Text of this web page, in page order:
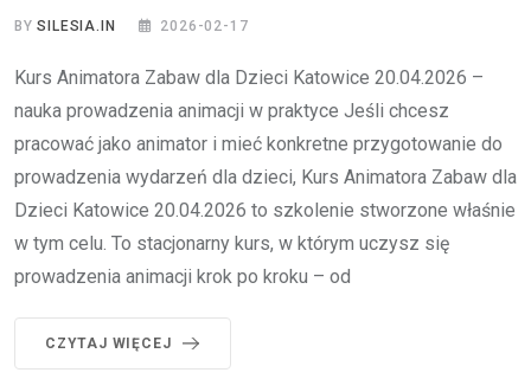
BYSILESIA.IN 2026-02-17
Kurs Animatora Zabaw dla Dzieci Katowice 20.04.2026 –
nauka prowadzenia animacji w praktyce Jeśli chcesz
pracować jako animator i mieć konkretne przygotowanie do
prowadzenia wydarzeń dla dzieci, Kurs Animatora Zabaw dla
Dzieci Katowice 20.04.2026 to szkolenie stworzone właśnie
w tym celu. To stacjonarny kurs, w którym uczysz się
prowadzenia animacji krok po kroku – od
CZYTAJ WIĘCEJ